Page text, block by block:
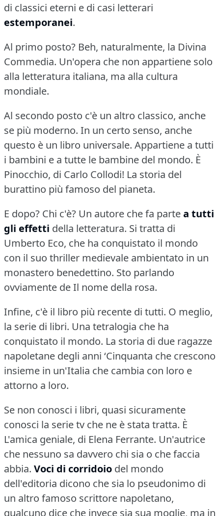
di classici eterni e di casi letterari
estemporanei.
Al primo posto? Beh, naturalmente, la Divina
Commedia. Un'opera che non appartiene solo
alla letteratura italiana, ma alla cultura
mondiale.
Al secondo posto c'è un altro classico, anche
se più moderno. In un certo senso, anche
questo è un libro universale. Appartiene a tutti
i bambini e a tutte le bambine del mondo. È
Pinocchio, di Carlo Collodi! La storia del
burattino più famoso del pianeta.
E dopo? Chi c'è? Un autore che fa partea tutti
gli effetti della letteratura. Si tratta di
Umberto Eco, che ha conquistato il mondo
con il suo thriller medievale ambientato in un
monastero benedettino. Sto parlando
ovviamente de Il nome della rosa.
Infine, c'è il libro più recente di tutti. O meglio,
la serie di libri. Una tetralogia che ha
conquistato il mondo. La storia di due ragazze
napoletane degli anni ‘Cinquanta che crescono
insieme in un'Italia che cambia con loro e
attorno a loro.
Se non conosci i libri, quasi sicuramente
conosci la serie tv che ne è stata tratta. È
L'amica geniale, di Elena Ferrante. Un'autrice
che nessuno sa davvero chi sia o che faccia
abbia. Voci di corridoio del mondo
dell'editoria dicono che sia lo pseudonimo di
un altro famoso scrittore napoletano,
qualcuno dice che invece sia sua moglie, ma in